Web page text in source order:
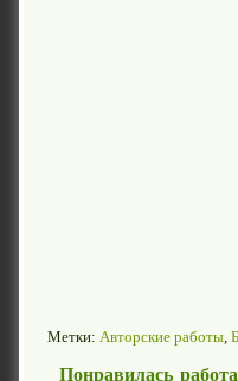
Метки: Авторские работы
Понравилась